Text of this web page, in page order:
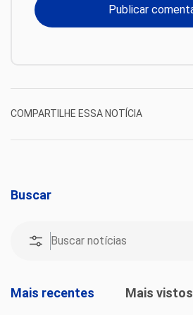
COMPARTILHE ESSA NOTÍCIA
Buscar
Mais recentes Mais vistos